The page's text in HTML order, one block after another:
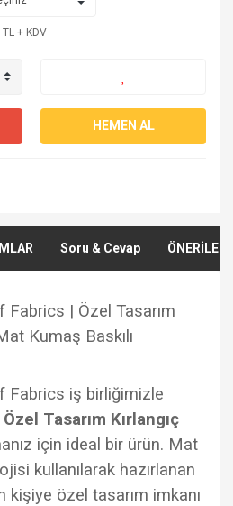
+ KDV
HEMEN AL
Soru & Cevap
| Özel Tasarım
Kumaş Baskılı
Fabrics iş birliğimizle
Özel Tasarım Kırlangıç
için ideal bir ürün. Mat
kullanılarak hazırlanan
kişiye özel tasarım imkanı